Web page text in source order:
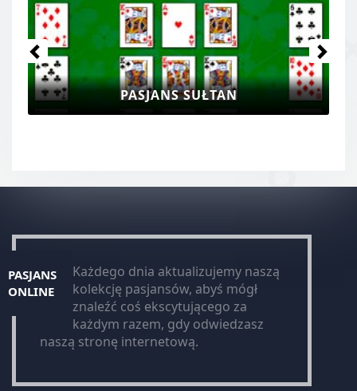
PASJANS SUŁTAN
PASJANS
ONLINE
Każdego dnia aktualizujemy naszą
kolekcję pasjansów, abyś mógł
znaleźć coś ekscytującego za
każdym razem, gdy odwiedzasz
naszą stronę internetową.